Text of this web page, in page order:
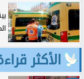
الأكثر